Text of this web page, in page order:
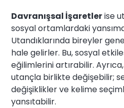
Davranışsal İşaretlerise
sosyal ortamlardaki
Utandıklarında bireyler
hale gelirler. Bu, sosyal
eğilimlerini artırabilir.
utançla birlikte değişebilir;
değişiklikler ve kelime
yansıtabilir.